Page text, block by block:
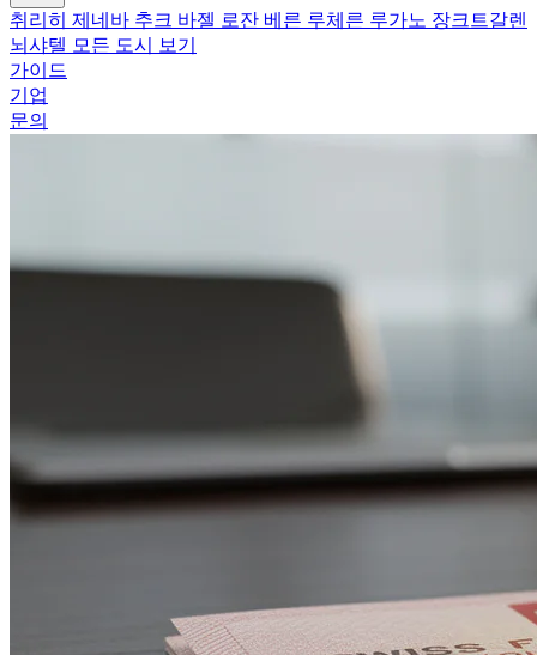
취리히 제네바 추크 바젤 로잔 베른 루체른 루가노 장크트갈렌
뇌샤텔 모든 도시 보기
가이드
기업
문의